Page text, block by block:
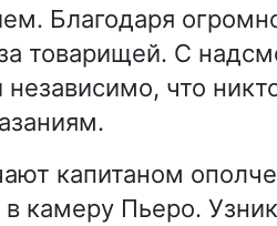
Благодаря
товарищей. С
независимо, что
капитаном
камеру Пьеро.